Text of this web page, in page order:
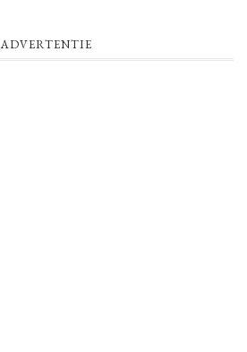
ADVERTENTIE